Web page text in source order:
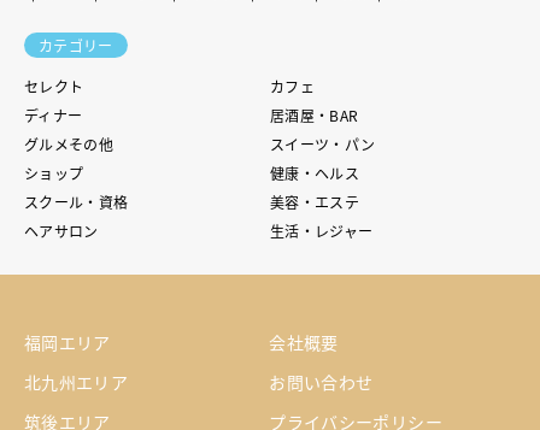
カテゴリー
セレクト
カフェ
ディナー
居酒屋・BAR
グルメその他
スイーツ・パン
ショップ
健康・ヘルス
スクール・資格
美容・エステ
ヘアサロン
生活・レジャー
福岡エリア
北九州エリア
筑後エリア
会社概要
お問い合わせ
プライバシーポリシー